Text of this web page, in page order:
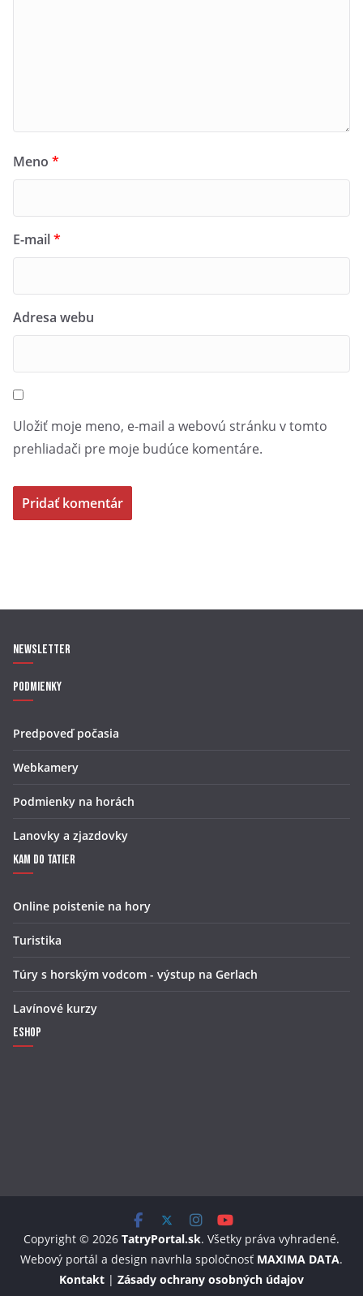
Meno *
E-mail*
Adresa webu
Uložiť moje meno, e-mail a webovú stránku v tomto
prehliadači pre moje budúce komentáre.
Newsletter
Podmienky
Predpoveď počasia
Webkamery
Podmienky na horách
Lanovky a zjazdovky
Kam do Tatier
Online poistenie na hory
Turistika
Túry s horským vodcom - výstup na Gerlach
Lavínové kurzy
Eshop
Copyright © 2026 TatryPortal.sk. Všetky práva vyhradené.
Webový portál a design navrhla spoločnosť MAXIMA DATA.
Kontakt | Zásady ochrany osobných údajov